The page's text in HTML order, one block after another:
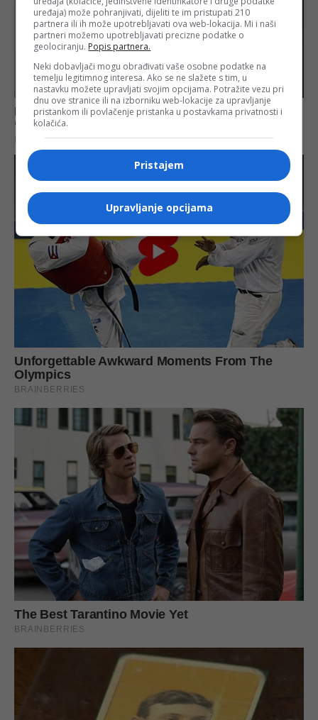
uređaja) može pohranjivati, dijeliti te im pristupati 210
partnera ili ih može upotrebljavati ova web-lokacija. Mi i naši
partneri možemo upotrebljavati precizne podatke o
geolociranju. Popis partnera.
Neki dobavljači mogu obrađivati vaše osobne podatke na
temelju legitimnog interesa. Ako se ne slažete s tim, u
nastavku možete upravljati svojim opcijama. Potražite vezu pri
dnu ove stranice ili na izborniku web-lokacije za upravljanje
pristankom ili povlačenje pristanka u postavkama privatnosti i
kolačića.
Pristajem
Upravljanje opcijama